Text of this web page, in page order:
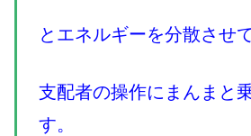
とエネルギーを分散させ
支配者の操作にまんまと
す。